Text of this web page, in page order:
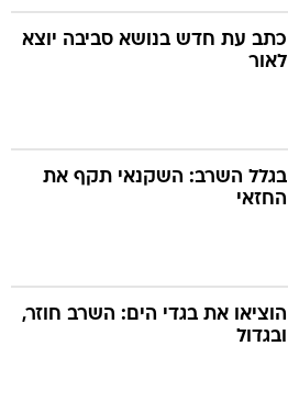
כתב עת חדש בנושא סביבה יוצא
לאור
בגלל השרב: השקנאי תקף את
החזאי
הוציאו את בגדי הים: השרב חוזר,
ובגדול